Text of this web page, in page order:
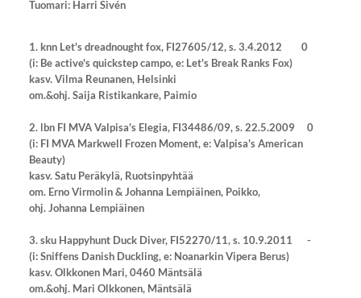
Tuomari: Harri Sivén
1. knn Let's dreadnought fox, FI27605/12, s. 3.4.2012 0
(i: Be active's quickstep campo, e: Let's Break Ranks Fox)
kasv. Vilma Reunanen, Helsinki
om.&ohj. Saija Ristikankare, Paimio
2. lbn FI MVA Valpisa's Elegia, FI34486/09, s. 22.5.2009 0
(i: FI MVA Markwell Frozen Moment, e: Valpisa's American
Beauty)
kasv.Satu Peräkylä, Ruotsinpyhtää
om. Erno Virmolin & Johanna Lempiäinen, Poikko,
ohj. Johanna Lempiäinen
3. sku Happyhunt Duck Diver, FI52270/11, s. 10.9.2011 -
(i: Sniffens Danish Duckling, e: Noanarkin Vipera Berus)
kasv. Olkkonen Mari, 0460 Mäntsälä
om.&ohj. Mari Olkkonen, Mäntsälä